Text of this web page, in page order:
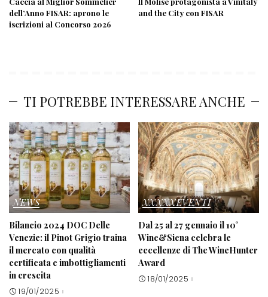
dell’Anno FISAR: aprono le
iscrizioni al Concorso 2026
and the City con FISAR
TI POTREBBE INTERESSARE ANCHE
NEWS
Bilancio 2024 DOC Delle
Venezie: il Pinot Grigio traina
il mercato con qualità
certificata e imbottigliamenti
in crescita
19/01/2025
XXXXXEVENTI
Dal 25 al 27 gennaio il 10°
Wine&Siena celebra le
eccellenze di The WineHunter
Award
18/01/2025